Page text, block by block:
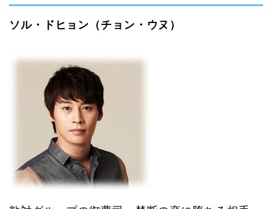
ソル・ドヒョン（チョン・ウヌ）